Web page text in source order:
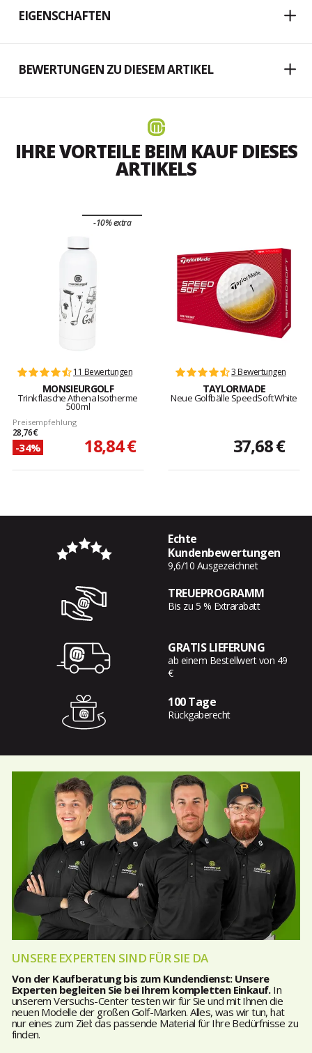
EIGENSCHAFTEN
BEWERTUNGEN ZU DIESEM ARTIKEL
IHRE VORTEILE BEIM KAUF DIESES
ARTIKELS
-10% extra
11 Bewertungen
MONSIEURGOLF
Trinkflasche Athena Isotherme
500 ml
Preisempfehlung
28,76 €
-34% 18,84 €
3 Bewertungen
TAYLORMADE
Neue Golfbälle SpeedSoft White
37,68 €
Echte
Kundenbewertungen
9,6/10 Ausgezeichnet
TREUEPROGRAMM
Bis zu 5 % Extrarabatt
GRATIS LIEFERUNG
ab einem Bestellwert von 49
€
100 Tage
Rückgaberecht
UNSERE EXPERTEN SIND FÜR SIE DA
Von der Kaufberatung bis zum Kundendienst: Unsere
Experten begleiten Sie bei Ihrem kompletten Einkauf.In
unserem Versuchs-Center testen wir für Sie und mit Ihnen die
neuen Modelle der großen Golf-Marken. Alles, was wir tun, hat
nur eines zum Ziel: das passende Material für Ihre Bedürfnisse zu
finden.